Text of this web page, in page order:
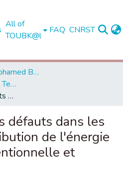
All of
TOUBK@l
FAQ CNRST
Université Sidi Mohamed Ben Abdellah de Fès
Faculté des Sciences et Techniques - Fès
Localisations des défauts dans les réseaux de distribution de l'énergie électrique conventionnelle et renouvelable
défauts dans les
de l'énergie
et